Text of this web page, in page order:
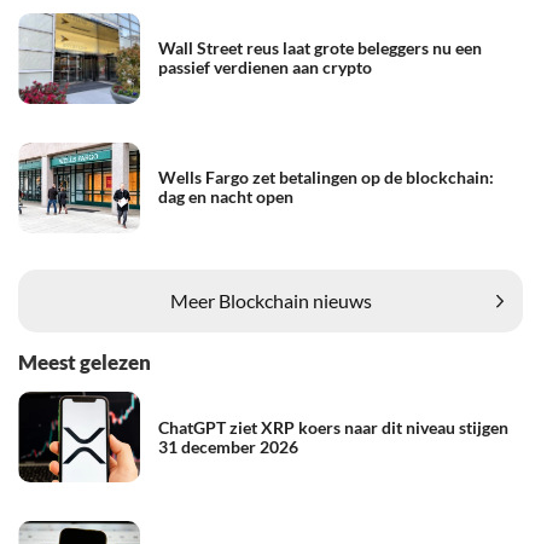
Wall Street reus laat grote beleggers nu een
passief verdienen aan crypto
Wells Fargo zet betalingen op de blockchain:
dag en nacht open
Meer Blockchain nieuws
Meest gelezen
ChatGPT ziet XRP koers naar dit niveau stijgen
31 december 2026